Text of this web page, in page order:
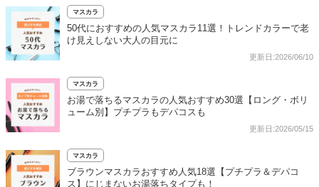
マスカラ
50代におすすめの人気マスカラ11選！トレンドカラーで老
け見えしない大人の目元に
更新日:2026/06/10
マスカラ
お湯で落ちるマスカラの人気おすすめ30選【ロング・ボリ
ューム別】プチプラもデパコスも
更新日:2026/05/15
マスカラ
ブラウンマスカラおすすめ人気18選【プチプラ＆デパコ
ス】にじまないお湯落ちタイプも！